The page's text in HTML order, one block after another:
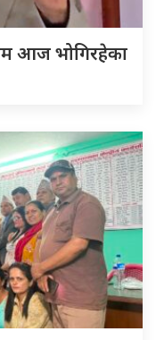
आज भोगिरहेका